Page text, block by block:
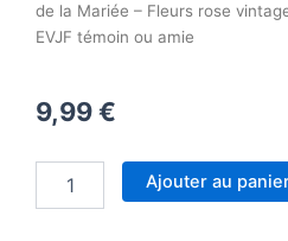
de la Mariée – Fleurs rose
EVJF témoin ou amie
9,99€
Ajouter au